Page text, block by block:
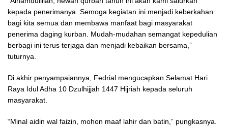
kepada penerimanya. Semoga kegiatan ini menjadi keberkahan
bagi kita semua dan membawa manfaat bagi masyarakat
penerima daging kurban. Mudah-mudahan semangat kepedulian
berbagi ini terus terjaga dan menjadi kebaikan bersama,”
tuturnya.
Di akhir penyampaiannya, Fedrial mengucapkan Selamat Hari
Raya Idul Adha 10 Dzulhijjah 1447 Hijriah kepada seluruh
masyarakat.
“Minal aidin wal faizin, mohon maaf lahir dan batin,” pungkasnya.